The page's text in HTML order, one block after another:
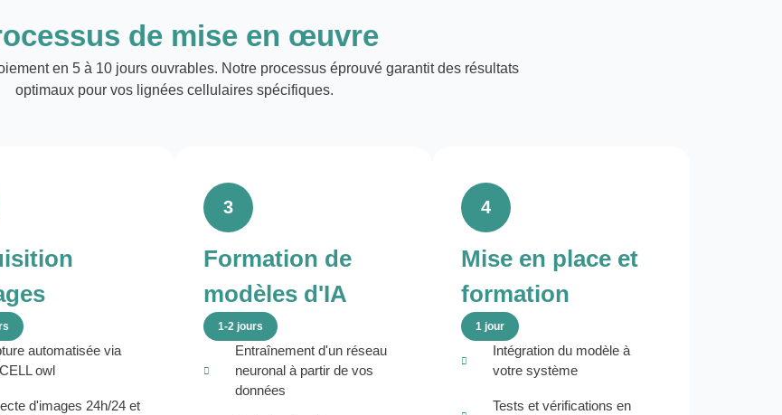
de mise en œuvre
en 5 à 10 jours ouvrables. Notre processus éprouvé garantit des résultats
optimaux pour vos lignées cellulaires spécifiques.
automatisée via
owl
d'images 24h/24 et
3
Formation de
modèles d'IA
1-2 jours
Entraînement d'un réseau
neuronal à partir de vos
données
4
Mise en place et
formation
1 jour
Intégration du modèle à
votre système
Tests et vérifications en